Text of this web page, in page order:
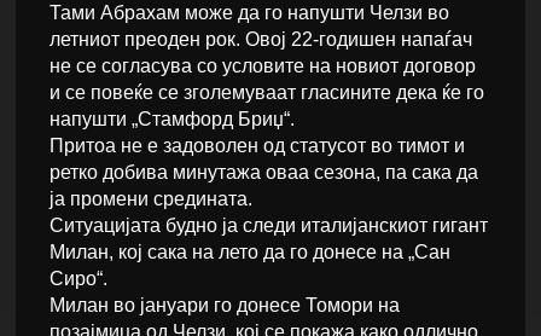
Тами Абрахам може да го напушти Челзи во
летниот преоден рок. Овој 22-годишен напаѓач
не се согласува со условите на новиот договор
и се повеќе се зголемуваат гласините дека ќе го
напушти „Стамфoрд Бриџ“.
Притоа не е задоволен од статусот во тимот и
ретко добива минутажа оваа сезона, па сака да
ја промени средината.
Ситуацијата будно ја следи италијанскиот гигант
Милан, кој сака на лето да го донесе на „Сан
Сиро“.
Милан во јануари го донесе Томори на
позајмица од Челзи, кој се покажа како одлично